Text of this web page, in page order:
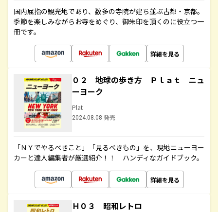
国内屈指の観光地であり、数多の寺院が建ち並ぶ古都・京都。
季節を楽しみながらお寺をめぐり、御朱印を頂くのに役立つ一
冊です。
詳細を見る
０２ 地球の歩き方 Ｐｌａｔ ニュ
ーヨーク
Plat
2024.08.08 発売
「ＮＹでやるべきこと」「見るべきもの」を、現地ニューヨー
カーと達人編集者が厳選紹介！！ ハンディなガイドブック。
詳細を見る
Ｈ０３ 昭和レトロ